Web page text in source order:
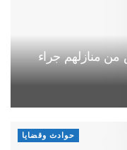
20 ألف شخص من منازلهم جراء
حوادث وقضايا